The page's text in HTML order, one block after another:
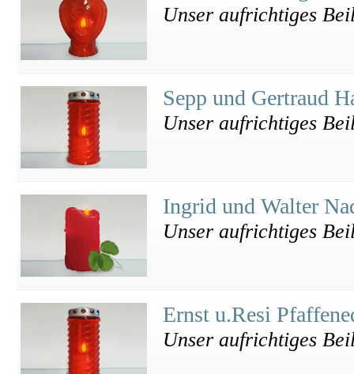
Unser aufrichtiges
Sepp und Gertraud
Unser aufrichtiges
Ingrid und Walter
Unser aufrichtiges
Ernst u.Resi
Unser aufrichtiges